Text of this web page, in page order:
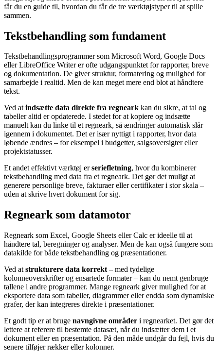
får du en guide til, hvordan du får de tre værktøjstyper til at spille
sammen.
Tekstbehandling som fundament
Tekstbehandlingsprogrammer som Microsoft Word, Google Docs
eller LibreOffice Writer er ofte udgangspunktet for rapporter, breve
og dokumentation. De giver struktur, formatering og mulighed for
samarbejde i realtid. Men de kan meget mere end blot at håndtere
tekst.
Ved atindsætte data direkte fra regneark kan du sikre, at tal og
tabeller altid er opdaterede. I stedet for at kopiere og indsætte
manuelt kan du linke til et regneark, så ændringer automatisk slår
igennem i dokumentet. Det er især nyttigt i rapporter, hvor data
løbende ændres – for eksempel i budgetter, salgsoversigter eller
projektstatusser.
Et andet effektivt værktøj erseriefletning, hvor du kombinerer
tekstbehandling med data fra et regneark. Det gør det muligt at
generere personlige breve, fakturaer eller certifikater i stor skala –
uden at skrive hvert dokument for sig.
Regneark som datamotor
Regneark som Excel, Google Sheets eller Calc er ideelle til at
håndtere tal, beregninger og analyser. Men de kan også fungere som
datakilde for både tekstbehandling og præsentationer.
Ved at strukturere data korrekt – med tydelige
kolonneoverskrifter og ensartede formater – kan du nemt genbruge
tallene i andre programmer. Mange regneark giver mulighed for at
eksportere data som tabeller, diagrammer eller endda som dynamiske
grafer, der kan integreres direkte i præsentationer.
Et godt tip er at bruge navngivne områder i regnearket. Det gør det
lettere at referere til bestemte datasæt, når du indsætter dem i et
dokument eller en præsentation. På den måde undgår du fejl, hvis du
senere tilføjer rækker eller kolonner.